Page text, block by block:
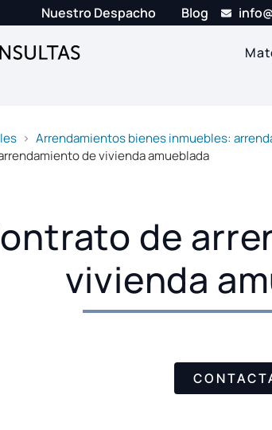
Nuestro Despacho Blog
Arrendamientos bienes inmuebles:
de vivienda amueblada
de
vivienda